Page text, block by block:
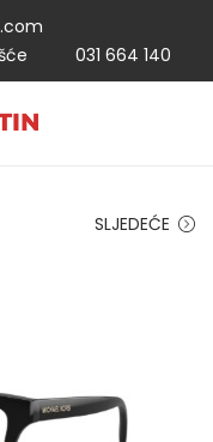
031 664 140
SLJEDEĆE